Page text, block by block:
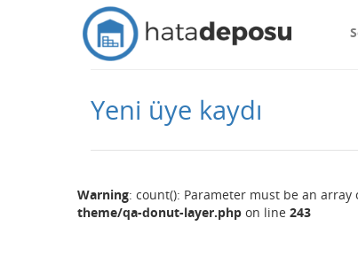
Yeni üye kaydı
Warning: count(): Parameter must be an
theme/qa-donut-layer.php on line 243